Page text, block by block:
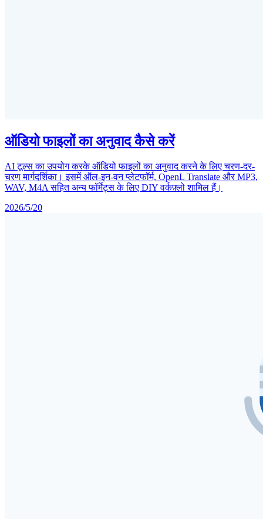
ऑडियो फाइलों का अनुवाद कैसे करें
AI टूल्स का उपयोग करके ऑडियो फाइलों का अनुवाद करने के लिए चरण-दर-
चरण मार्गदर्शिका। इसमें ऑल-इन-वन प्लेटफॉर्म, OpenL Translate और MP3,
WAV, M4A सहित अन्य फॉर्मेट्स के लिए DIY वर्कफ़्लो शामिल हैं।
2026/5/20